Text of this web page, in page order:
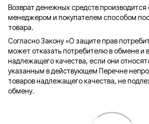
Возврат денежных средств
менеджером и покупателем способом
товара.
Согласно Закону «О защите прав
может отказать потребителю в обмене и
надлежащего качества, если они
указанным в действующем Перечне
товаров надлежащего качества, не
обмену.